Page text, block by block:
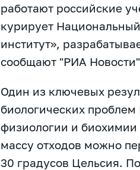
работают российские
курирует
институт»,
сообщают "РИА
Один из ключевых
биологических
физиологии и
массу отходов можно
30 градусов Цельсия.